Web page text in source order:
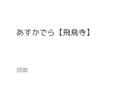
あすかでら【飛鳥寺】
辞典